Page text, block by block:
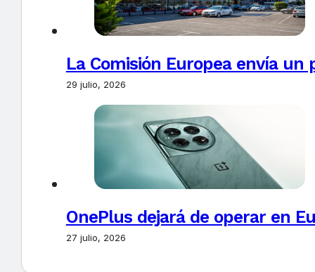
La Comisión Europea envía un
29 julio, 2026
OnePlus dejará de operar en
27 julio, 2026